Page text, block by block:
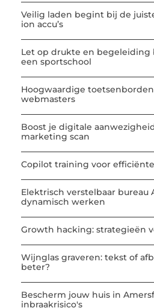
Veilig laden begint bij de
ion accu’s
Let op drukte en begeleiding
een sportschool
Hoogwaardige
webmasters
Boost je digitale
marketing scan
Copilot training voor
Elektrisch verstelbaar bureau
dynamisch werken
Growth hacking: strategieën
Wijnglas graveren: tekst of
beter?
Bescherm jouw huis in
inbraakrisico's